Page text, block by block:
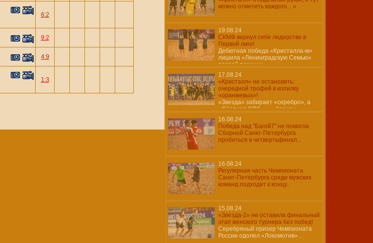
6:2
9:2
4:9
1:3
можно отметить каждого…»
19.08.24
СКМФ вернул себе лидерство в
Первой лиге!
Дебютная победа «Кристалла-м»
лишила «Ленинградскую Семью»
первой позиции…
17.08.24
«Кристалл» не остановить:
очередной трофей в копилку
«оранжевых»!
«Звезда» забирает «серебро», а
«Сборная СПб» — «бронзу»
16.08.24
Победа над "Багой7" не помогла
Сборной Санкт-Петербурга
пробиться в четвертьфинал...
16.08.24
Регулярная часть Чемпионата
Санкт-Петербурга среди мужских
команд подходит к концу..
15.08.24
«Звезда-2» не оставила финальный
этап женского турнира без побед!
Серебряный призер Чемпионата
России одолел «Локомотив»…